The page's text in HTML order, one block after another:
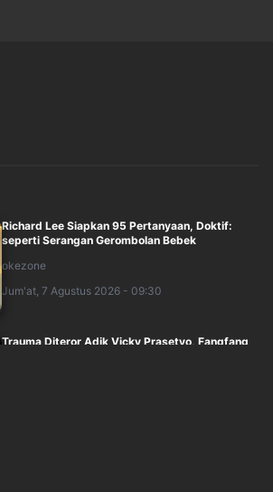
Richard Lee Siapkan 95 Pertanyaan, Doktif:
seperti Serangan Gerombolan Bebek
okezone
Jum'at, 7 Agustus 2026 - 09:30
Trauma Diteror Adik Vicky Prasetyo, Fangfang